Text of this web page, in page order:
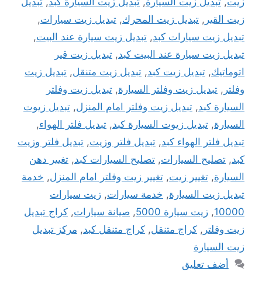
زيت القير , تبديل زيت المحرك, تبديل زيت سيارات,
تبديل زيت سيارات كبد, تبديل زيت سيارة عند البيت,
تبديل زيت سيارة عند البيت كبد, تبديل زيت قير
اتوماتيك, تبديل زيت كبد, تبديل زيت متنقل, تبديل زيت
وفلتر , تبديل زيت وفلتر السيارة, تبديل زيت وفلتر
السيارة كبد, تبديل زيت وفلتر امام المنزل, تبديل زيوت
السيارة, تبديل زيوت السيارة كبد, تبديل فلتر الهواء,
تبديل فلتر الهواء كبد, تبديل فلتر وزيت, تبديل فلتر وزيت
كبد, تصليح السيارات, تصليح السيارات كبد, تغيير دهن
السيارة, تغيير زيت, تغيير زيت وفلتر امام المنزل, خدمة
تبديل زيت السيارة, خدمة سيارات, زيت سيارات
10000
, زيت سيارة 5000 , صيانة سيارات, كراج تبديل
زيت وفلتر , كراج متنقل, كراج متنقل كبد, مركز تبديل
زيت السيارة
أضف تعليق